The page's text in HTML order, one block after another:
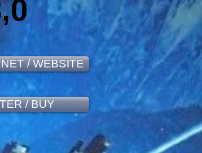
/ WEBSITE
/ BUY